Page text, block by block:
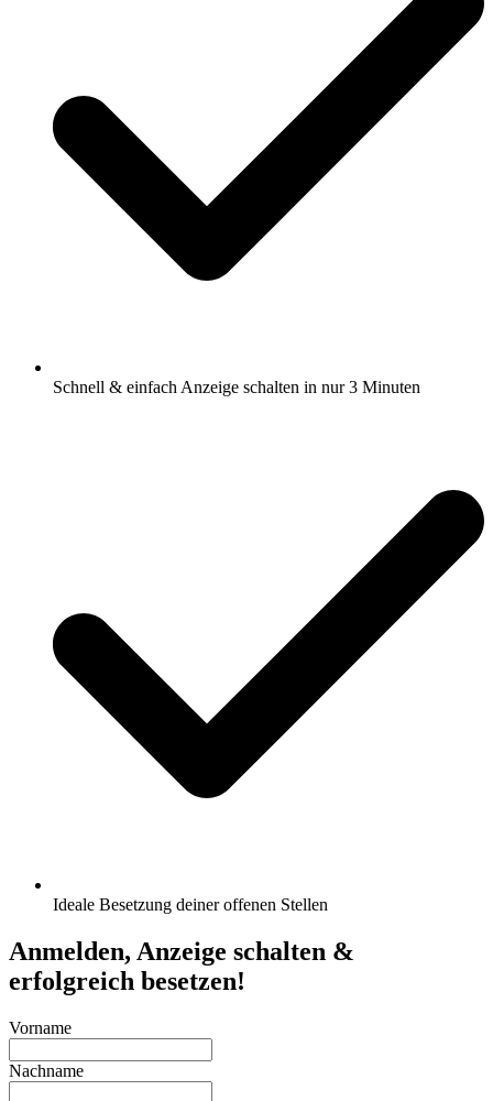
Schnell & einfach Anzeige schalten in nur 3 Minuten
Ideale Besetzung deiner offenen Stellen
Anmelden, Anzeige schalten &
erfolgreich besetzen!
Vorname
Nachname